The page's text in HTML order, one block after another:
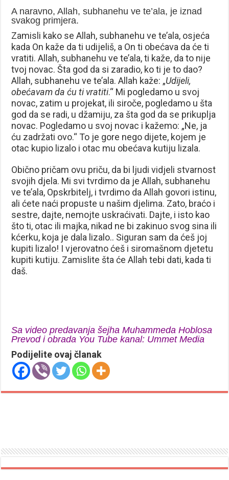
A naravno, Allah, subhanehu ve te’ala, je iznad
svakog primjera.
Zamisli kako se Allah, subhanehu ve te’ala, osjeća
kada On kaže da ti udijeliš, a On ti obećava da će ti
vratiti. Allah, subhanehu ve te’ala, ti kaže, da to nije
tvoj novac. Šta god da si zaradio, ko ti je to dao?
Allah, subhanehu ve te’ala. Allah kaže: „Udijeli,
obećavam da ću ti vratiti.“ Mi pogledamo u svoj
novac, zatim u projekat, ili siroče, pogledamo u šta
god da se radi, u džamiju, za šta god da se prikuplja
novac. Pogledamo u svoj novac i kažemo: „Ne, ja
ću zadržati ovo.“ To je gore nego dijete, kojem je
otac kupio lizalo i otac mu obećava kutiju lizala.
Obično pričam ovu priču, da bi ljudi vidjeli stvarnost
svojih djela. Mi svi tvrdimo da je Allah, subhanehu
ve te’ala, Opskrbitelj, i tvrdimo da Allah govori istinu,
ali ćete naći propuste u našim djelima. Zato, braćo i
sestre, dajte, nemojte uskraćivati. Dajte, i isto kao
što ti, otac ili majka, nikad ne bi zakinuo svog sina ili
kćerku, koja je dala lizalo.. Siguran sam da ćeš joj
kupiti lizalo! I vjerovatno ćeš i siromašnom djetetu
kupiti kutiju. Zamislite šta će Allah tebi dati, kada ti
daš.
Sa video predavanja šejha Muhammeda Hoblosa
Prevod i obrada You Tube kanal: Ummet Media
Podijelite ovaj članak